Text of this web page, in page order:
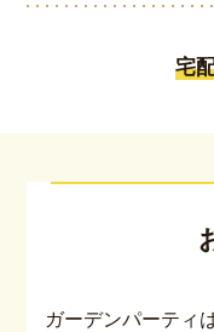
宅
ガーデンパーティ